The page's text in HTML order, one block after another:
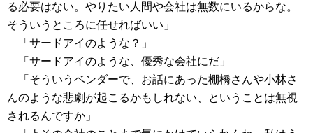
る必要はない。やりたい人間や会社は無数にいるからな。
そういうところに任せればいい」
「サードアイのような？」
「サードアイのような、優秀な会社にだ」
「そういうベンダーで、お話にあった棚橋さんや小林さ
んのような悲劇が起こるかもしれない、ということは無視
されるんですか」